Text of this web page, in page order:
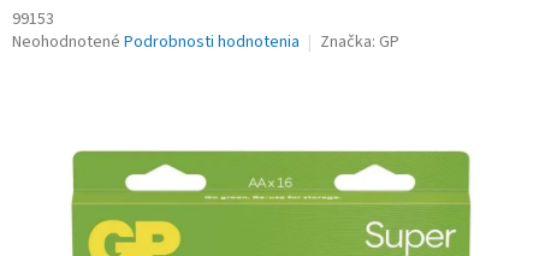
99153
Priemerné
hviezdičiek.
Neohodnotené Podrobnosti hodnotenia Značka: GP